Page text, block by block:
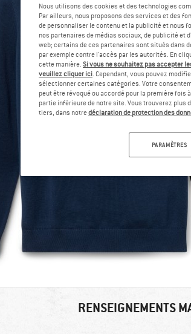
RENSEIGNEMENTS
Nous utilisons des cookies et des technologies
Par ailleurs, nous proposons des services et des
de personnaliser le contenu et la publicité et nous
nos partenaires de médias sociaux, de publicité
web; certains de ces partenaires sont situés dans
par exemple contre l'accès par les autorités. En
cette manière. Si vous ne souhaitez pas accepter
veuillez cliquer ici . Cependant, vous pouvez
sélectionner certaines catégories. Votre
peut être révoqué ou accordé pour la première fois
partie inférieure de notre site. Vous trouverez
tiers, dans notredéclaration de protection des
PARAMÈTRES